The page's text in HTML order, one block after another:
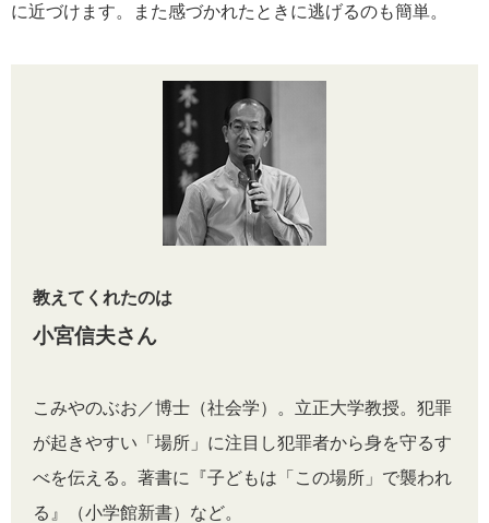
に近づけます。また感づかれたときに逃げるのも簡単。
教えてくれたのは
小宮信夫さん
こみやのぶお／博士（社会学）。立正大学教授。犯罪
が起きやすい「場所」に注目し犯罪者から身を守るす
べを伝える。著書に『子どもは「この場所」で襲われ
る』（小学館新書）など。